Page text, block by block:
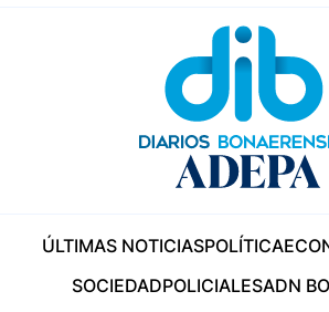
ÚLTIMAS NOTICIASPOLÍTICA
SOCIEDADPOLICIALESADN